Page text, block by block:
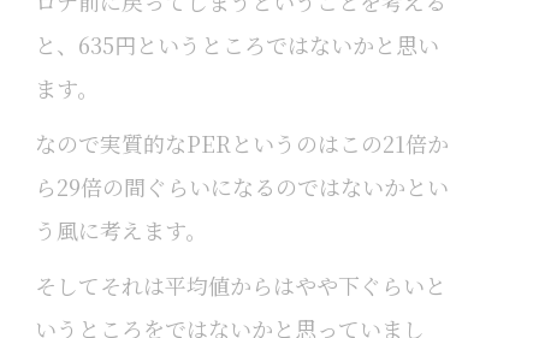
と、635円というところではないかと思い
ます。
なので実質的なPERというのはこの21倍か
ら29倍の間ぐらいになるのではないかとい
う風に考えます。
そしてそれは平均値からはやや下ぐらいと
いうところをではないかと思っていまし